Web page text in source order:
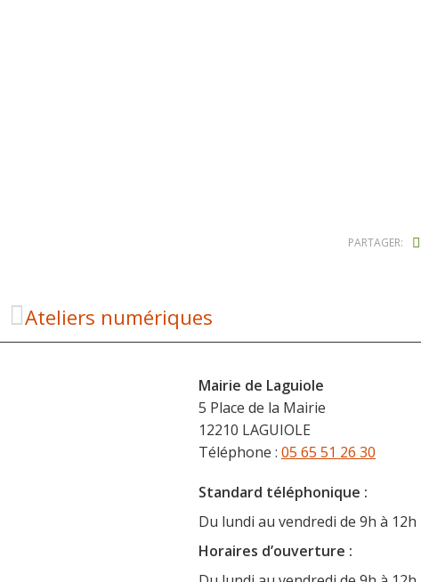
PARTAGER:
Ateliers numériques
Mairie de Laguiole
5 Place de la Mairie
12210 LAGUIOLE
Téléphone : 05 65 51 26 30
Standard téléphonique :
Du lundi au vendredi de 9h à 12h
Horaires d’ouverture :